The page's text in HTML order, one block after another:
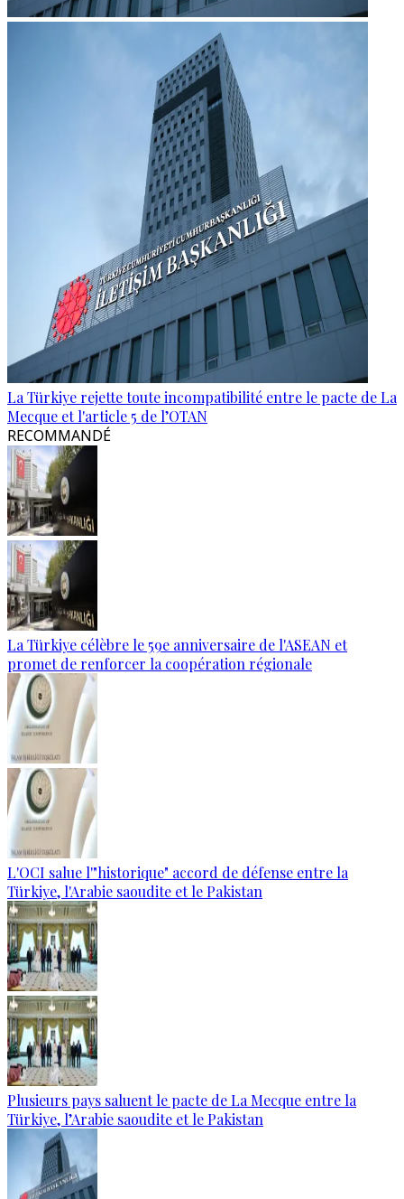
La Türkiye rejette toute incompatibilité entre le pacte de La
Mecque et l'article 5 de l’OTAN
RECOMMANDÉ
La Türkiye célèbre le 59e anniversaire de l'ASEAN et
promet de renforcer la coopération régionale
L'OCI salue l'"historique" accord de défense entre la
Türkiye, l'Arabie saoudite et le Pakistan
Plusieurs pays saluent le pacte de La Mecque entre la
Türkiye, l’Arabie saoudite et le Pakistan